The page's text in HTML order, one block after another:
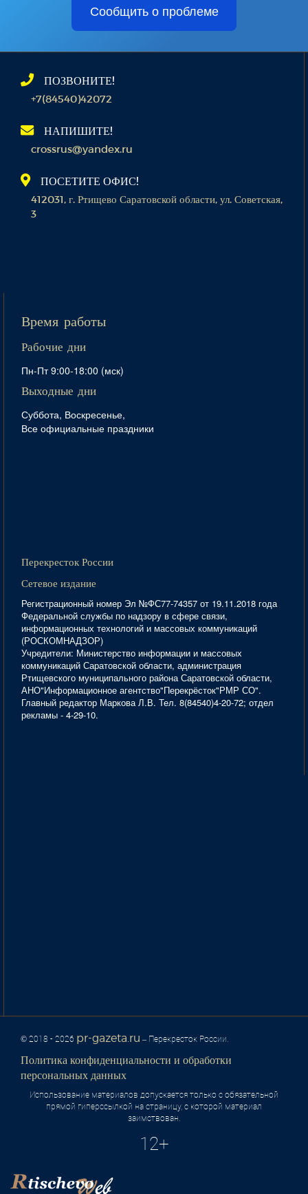
Сообщить о проблеме
ПОЗВОНИТЕ!
+7(84540)42072
НАПИШИТЕ!
crossrus@yandex.ru
ПОСЕТИТЕ ОФИС!
412031, г. Ртищево Саратовской области, ул. Советская,
3
Время работы
Рабочие дни
Пн-Пт 9:00-18:00 (мск)
Выходные дни
Суббота, Воскресенье,
Все официальные праздники
Перекресток России
Сетевое издание
Регистрационный номер Эл №ФС77-74357 от 19.11.2018 года
Федеральной службы по надзору в сфере связи,
информационных технологий и массовых коммуникаций
(РОСКОМНАДЗОР)
Учредители: Министерство информации и массовых
коммуникаций Саратовской области, администрация
Ртищевского муниципального района Саратовской области,
АНО"Информационное агентство"Перекрёсток"РМР СО".
Главный редактор Маркова Л.В. Тел. 8(84540)4-20-72; отдел
рекламы - 4-29-10.
© 2018 - 2026 pr-gazeta.ru – Перекресток России.
Политика конфиденциальности и обработки
персональных данных
Использование материалов допускается только с обязательной
прямой гиперссылкой на страницу, с которой материал
заимствован.
12+